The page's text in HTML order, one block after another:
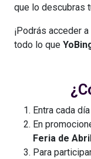
que lo descubras
¡Podrás acceder
todo lo que
Entra cada
En
Feria de Abril
Para